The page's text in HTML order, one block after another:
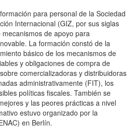
para personal de la Sociedad
Internacional (GIZ, por sus siglas
de apoyo para
La formación constó de la
básico de los mecanismos de
y obligaciones de compra de
comercializadoras y distribuidoras
administrativamente (FIT), los
políticas fiscales. También se
y las peores prácticas a nivel
estuvo organizado por la
en Berlín.